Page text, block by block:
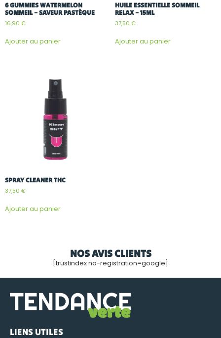
6 GUMMIES WATERMELON
SOMMEIL – SAVEUR PASTÈQUE
16,90 €
Ajouter au panier
HUILE ESSENTIELLE SOMMEIL
RELAX – 15ML
37,50 €
Ajouter au panier
SPRAY CLEANER THC
37,50 €
Ajouter au panier
NOS AVIS CLIENTS
[trustindex no-registration=google]
LIENS UTILES